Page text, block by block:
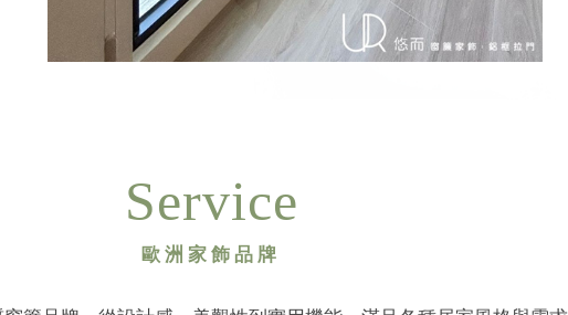
Service
歐洲家飾品牌